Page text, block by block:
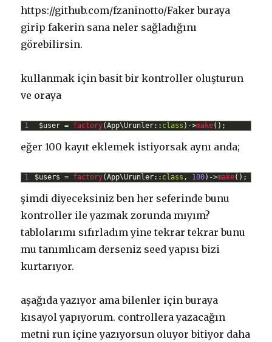
https://github.com/fzaninotto/Faker buraya
girip fakerin sana neler sağladığını
görebilirsin.
kullanmak için basit bir kontroller oluşturun
ve oraya
1 $user = factory(App\Urunler:: class ) ->make( ) ;
eğer 100 kayıt eklemek istiyorsak aynı anda;
1 $users = factory(App\Urunler:: class , 100) ->make( ) ;
şimdi diyeceksiniz ben her seferinde bunu
kontroller ile yazmak zorunda mıyım?
tablolarımı sıfırladım yine tekrar tekrar bunu
mu tanımlıcam derseniz seed yapısı bizi
kurtarıyor.
aşağıda yazıyor ama bilenler için buraya
kısayol yapıyorum. controllera yazacağın
metni run içine yazıyorsun oluyor bitiyor daha